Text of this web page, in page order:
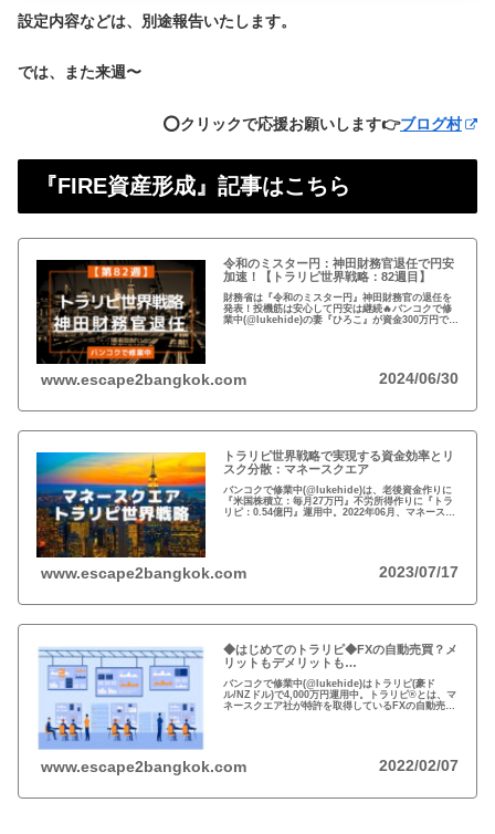
設定内容などは、別途報告いたします。
では、また来週〜
⭕️クリックで応援お願いします👉ブログ村
『FIRE資産形成』記事はこちら
令和のミスター円：神田財務官退任で円安
加速！【トラリピ世界戦略：82週目】
財務省は『令和のミスター円』神田財務官の退任を
発表！投機筋は安心して円安は継続🔥バンコクで修
業中(@lukehide)の妻『ひろこ』が資金300万円で
www.escape2bangkok.com 2024/06/30
トラリピ世界戦略で実現する資金効率とリ
スク分散：マネースクエア
バンコクで修業中(@lukehide)は、老後資金作りに
『米国株積立：毎月27万円』不労所得作りに『トラ
リピ：0.54億円』運用中。2022年06月、マネースク
www.escape2bangkok.com 2023/07/17
◆はじめてのトラリピ◆FXの自動売買？メ
リットもデメリットも…
バンコクで修業中(@lukehide)はトラリピ(豪ド
ル/NZドル)で4,000万円運用中。トラリピ®とは、マ
ネースクエア社が特許を取得しているFXの自動売買
www.escape2bangkok.com 2022/02/07